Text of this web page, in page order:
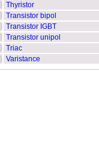
Thyristor
Transistor bipol
Transistor IGBT
Transistor unipol
Triac
Varistance